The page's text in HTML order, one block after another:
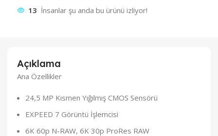
13 İnsanlar şu anda bu ürünü izliyor!
Açıklama
Ana Özellikler
24,5 MP Kısmen Yığılmış CMOS Sensörü
EXPEED 7 Görüntü İşlemcisi
6K 60p N-RAW, 6K 30p ProRes RAW